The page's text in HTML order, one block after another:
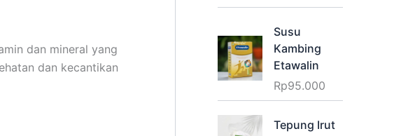
dan mineral yang
dan kecantikan
Susu
Kambing
Etawalin
Rp95.000
Tepung Irut